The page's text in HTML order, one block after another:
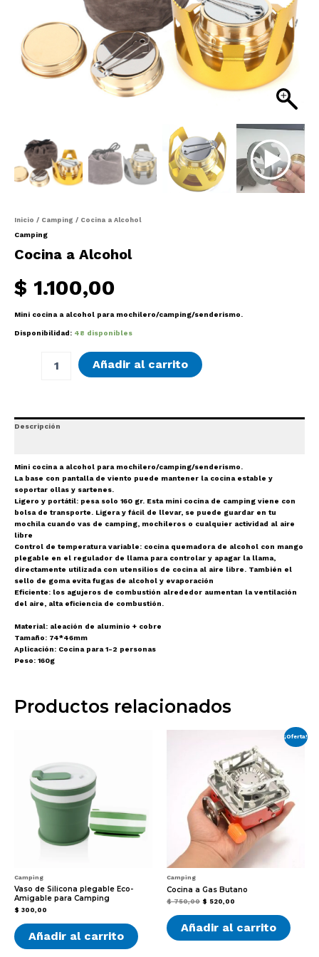
Inicio / Camping / Cocina a Alcohol
Camping
Cocina a Alcohol
$ 1.100,00
Mini cocina a alcohol para mochilero/camping/senderismo.
Disponibilidad: 48 disponibles
Añadir al carrito
Descripción
Mini cocina a alcohol para mochilero/camping/senderismo.
La base con pantalla de viento puede mantener la cocina estable y
soportar ollas y sartenes.
Ligero y portátil: pesa solo 160 gr. Esta mini cocina de camping viene con
bolsa de transporte. Ligera y fácil de llevar, se puede guardar en tu
mochila cuando vas de camping, mochileros o cualquier actividad al aire
libre
Control de temperatura variable: cocina quemadora de alcohol con mango
plegable en el regulador de llama para controlar y apagar la llama,
directamente utilizada con utensilios de cocina al aire libre. También el
sello de goma evita fugas de alcohol y evaporación
Eficiente: los agujeros de combustión alrededor aumentan la ventilación
del aire, alta eficiencia de combustión.
Material: aleación de aluminio + cobre
Tamaño: 74*46mm
Aplicación: Cocina para 1-2 personas
Peso: 160g
Productos relacionados
Camping
Vaso de Silicona plegable Eco-
Amigable para Camping
$ 300,00
Añadir al carrito
¡Oferta!
Camping
Cocina a Gas Butano
$750,00 El
original
era:
$ 750,00.
$ 520,00
actual
es:
$ 520,00.
Añadir al carrito